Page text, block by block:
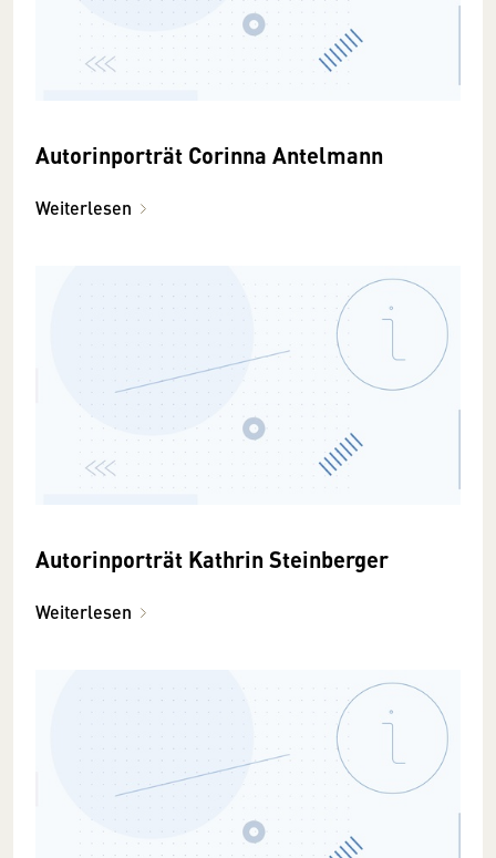
Autorinporträt Corinna Antelmann
Weiterlesen
Autorinporträt Kathrin Steinberger
Weiterlesen